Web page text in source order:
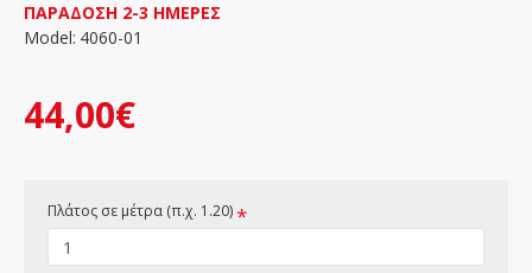
44,00€
ΠΑΡΑΔΟΣΗ 2-3 ΗΜΕΡΕΣ
Model: 4060-01
Πλάτος σε μέτρα (π.χ. 1.20)